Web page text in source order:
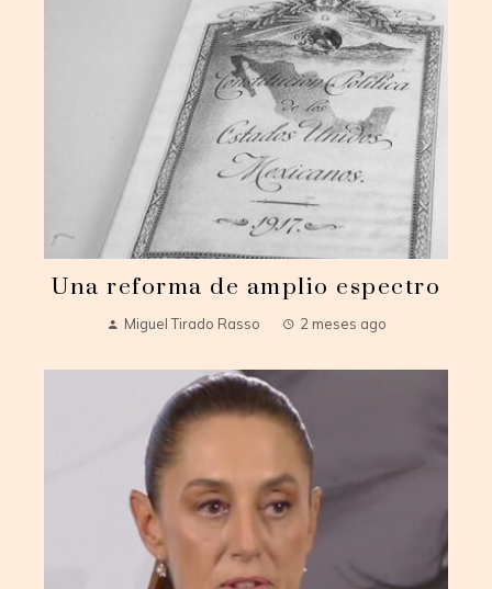
Una reforma de amplio espectro
Miguel Tirado Rasso 2 meses ago